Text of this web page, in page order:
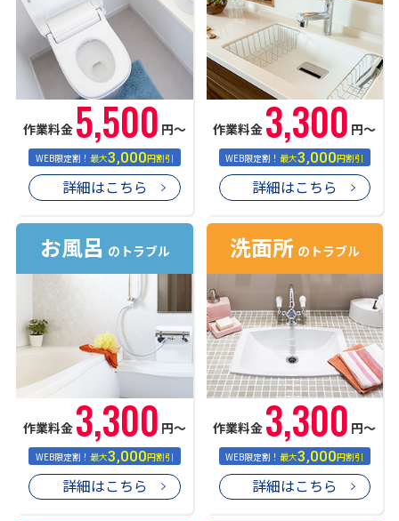
作業料金 5,500 円〜
WEB限定割！最大3,000円割引
詳細はこちら
作業料金 3,300 円〜
WEB限定割！最大3,000円割引
詳細はこちら
お風呂 のトラブル
作業料金 3,300 円〜
WEB限定割！最大3,000円割引
詳細はこちら
洗面所 のトラブル
作業料金 3,300 円〜
WEB限定割！最大3,000円割引
詳細はこちら